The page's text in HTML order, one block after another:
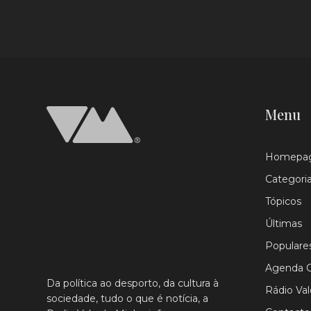
Da política ao desporto, da cultura à
sociedade, tudo o que é notícia, a
Menu
Tópicos
Últimas
Agenda
Rádio